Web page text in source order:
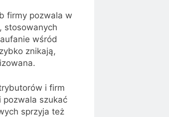
firmy pozwala w
stosowanych
wśród
znikają,
i firm
pozwala szukać
sprzyja też